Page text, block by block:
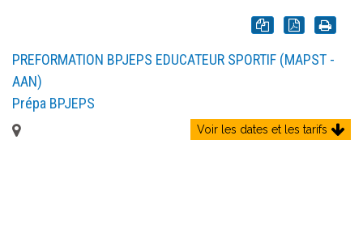
PREFORMATION BPJEPS EDUCATEUR SPORTIF (MAPST -
AAN)
Prépa BPJEPS
Voir les dates et les tarifs